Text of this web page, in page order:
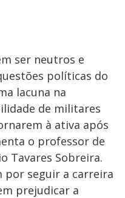
ser neutros e
políticas do
lacuna na
de militares
à ativa após
o professor de
Tavares Sobreira.
por seguir a carreira
prejudicar a